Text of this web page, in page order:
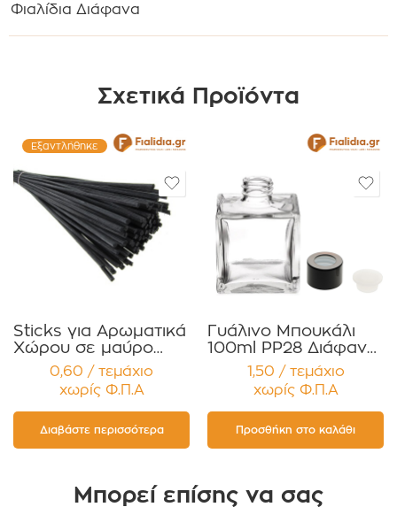
Φιαλίδια Διάφανα
Σχετικά Προϊόντα
Εξαντλήθηκε
Sticks για Αρωματικά
Χώρου σε μαύρο
χρώμα Συσκευασία
12 τεμαχίων
0,60 / τεμάχιο
χωρίς Φ.Π.Α
Διαβάστε περισσότερα
Γυάλινο Μπουκάλι
100ml PP28 Διάφανο
Τετράγωνο με
Μαύρο Πώμα
Αλουμινίου για
Αρωματικά Χώρου
Συσκευασία 12
τεμαχίων
1,50 / τεμάχιο
χωρίς Φ.Π.Α
Προσθήκη στο καλάθι
Μπορεί επίσης να σας